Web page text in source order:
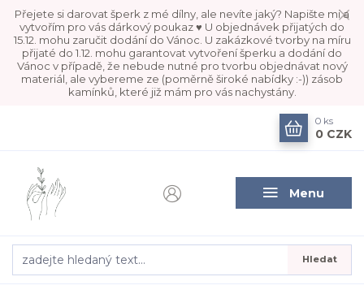
Přejete si darovat šperk z mé dílny, ale nevíte jaký? Napište mi a
vytvořím pro vás dárkový poukaz ♥ U objednávek přijatých do
15.12. mohu zaručit dodání do Vánoc. U zakázkové tvorby na míru
přijaté do 1.12. mohu garantovat vytvoření šperku a dodání do
Vánoc v případě, že nebude nutné pro tvorbu objednávat nový
materiál, ale vybereme ze (poměrně široké nabídky :-)) zásob
kamínků, které již mám pro vás nachystány.
Menu
Hledat
0 ks
0 CZK